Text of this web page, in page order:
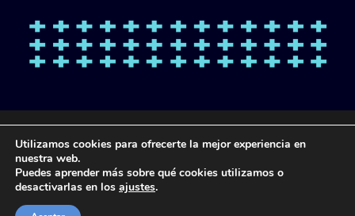
© Desde 2013 LANDL FORMACIÓN
POLÍTICA DE
POLÍTICA DE
POLÍTICA DE
Utilizamos cookies para ofrecerte la mejor experiencia en
nuestra web.
Puedes aprender más sobre qué cookies utilizamos o
desactivarlas en los ajustes.